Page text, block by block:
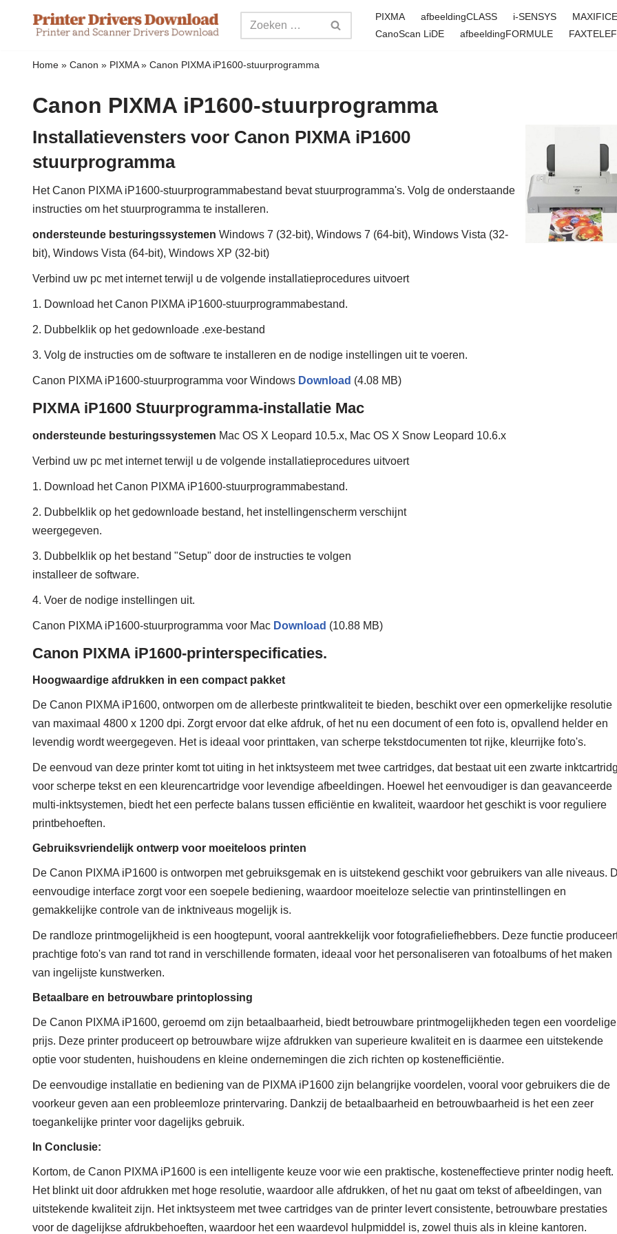
Meteen
PIXMA afbeeldingCLASS i-SENSYS
CanoScan LiDE
afbeeldingFORMULE
Home » Canon » PIXMA» Canon PIXMA iP1600-stuurprogramma
Canon PIXMA iP1600-stuurprogramma
Installatievensters voor Canon PIXMA iP1600
stuurprogramma
Het Canon PIXMA iP1600-stuurprogrammabestand bevat stuurprogramma's. Volg de onderstaande
instructies om het stuurprogramma te installeren.
ondersteunde besturingssystemen Windows 7 (32-bit), Windows 7 (64-bit), Windows Vista (32-
bit), Windows Vista (64-bit), Windows XP (32-bit)
Verbind uw pc met internet terwijl u de volgende installatieprocedures uitvoert
1. Download het Canon PIXMA iP1600-stuurprogrammabestand.
2. Dubbelklik op het gedownloade .exe-bestand
3. Volg de instructies om de software te installeren en de nodige instellingen uit te voeren.
Canon PIXMA iP1600-stuurprogramma voor Windows Download (4.08 MB)
PIXMA iP1600 Stuurprogramma-installatie Mac
ondersteunde besturingssystemen Mac OS X Leopard 10.5.x, Mac OS X Snow Leopard 10.6.x
Verbind uw pc met internet terwijl u de volgende installatieprocedures uitvoert
1. Download het Canon PIXMA iP1600-stuurprogrammabestand.
2. Dubbelklik op het gedownloade bestand, het instellingenscherm verschijnt
weergegeven.
3. Dubbelklik op het bestand "Setup" door de instructies te volgen
installeer de software.
4. Voer de nodige instellingen uit.
Canon PIXMA iP1600-stuurprogramma voor Mac Download (10.88 MB)
Canon PIXMA iP1600-printerspecificaties.
Hoogwaardige afdrukken in een compact pakket
De Canon PIXMA iP1600, ontworpen om de allerbeste printkwaliteit te bieden, beschikt over een opmerkelijke resolutie
van maximaal 4800 x 1200 dpi. Zorgt ervoor dat elke afdruk, of het nu een document of een foto is, opvallend helder en
levendig wordt weergegeven. Het is ideaal voor printtaken, van scherpe tekstdocumenten tot rijke, kleurrijke foto's.
De eenvoud van deze printer komt tot uiting in het inktsysteem met twee cartridges, dat bestaat uit een zwarte
voor scherpe tekst en een kleurencartridge voor levendige afbeeldingen. Hoewel het eenvoudiger is dan geavanceerde
multi-inktsystemen, biedt het een perfecte balans tussen efficiëntie en kwaliteit, waardoor het geschikt is voor reguliere
printbehoeften.
Gebruiksvriendelijk ontwerp voor moeiteloos printen
De Canon PIXMA iP1600 is ontworpen met gebruiksgemak en is uitstekend geschikt voor gebruikers van alle niveaus.
eenvoudige interface zorgt voor een soepele bediening, waardoor moeiteloze selectie van printinstellingen en
gemakkelijke controle van de inktniveaus mogelijk is.
De randloze printmogelijkheid is een hoogtepunt, vooral aantrekkelijk voor fotografieliefhebbers. Deze functie
prachtige foto's van rand tot rand in verschillende formaten, ideaal voor het personaliseren van fotoalbums of het maken
van ingelijste kunstwerken.
Betaalbare en betrouwbare printoplossing
De Canon PIXMA iP1600, geroemd om zijn betaalbaarheid, biedt betrouwbare printmogelijkheden tegen een voordelige
prijs. Deze printer produceert op betrouwbare wijze afdrukken van superieure kwaliteit en is daarmee een uitstekende
optie voor studenten, huishoudens en kleine ondernemingen die zich richten op kostenefficiëntie.
De eenvoudige installatie en bediening van de PIXMA iP1600 zijn belangrijke voordelen, vooral voor gebruikers die de
voorkeur geven aan een probleemloze printervaring. Dankzij de betaalbaarheid en betrouwbaarheid is het een zeer
toegankelijke printer voor dagelijks gebruik.
In Conclusie:
Kortom, de Canon PIXMA iP1600 is een intelligente keuze voor wie een praktische, kosteneffectieve printer nodig heeft.
Het blinkt uit door afdrukken met hoge resolutie, waardoor alle afdrukken, of het nu gaat om tekst of afbeeldingen, van
uitstekende kwaliteit zijn. Het inktsysteem met twee cartridges van de printer levert consistente, betrouwbare prestaties
voor de dagelijkse afdrukbehoeften, waardoor het een waardevol hulpmiddel is, zowel thuis als in kleine kantoren.